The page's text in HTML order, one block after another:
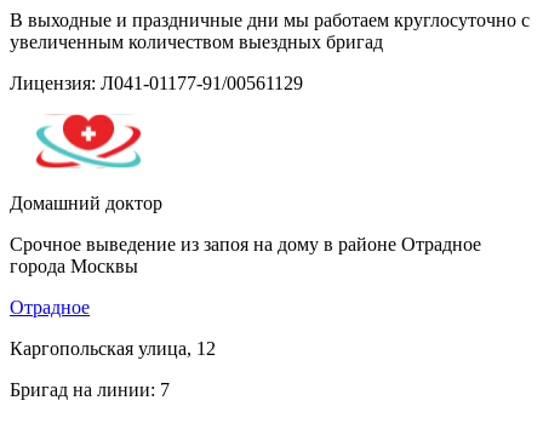
В выходные и праздничные дни мы работаем круглосуточно с
увеличенным количеством выездных бригад
Лицензия: Л041-01177-91/00561129
Домашний доктор
Срочное выведение из запоя на дому в районе Отрадное
города Москвы
Отрадное
Каргопольская улица, 12
Бригад на линии: 7